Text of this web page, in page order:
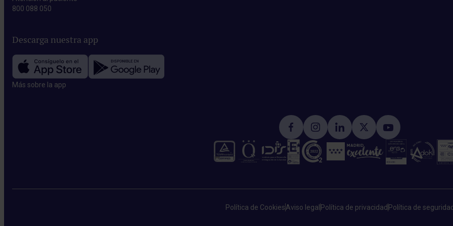
800 088 050
Descarga nuestra app
Más sobre la app​
Política de CookiesAviso legal Política de privacidad Política de